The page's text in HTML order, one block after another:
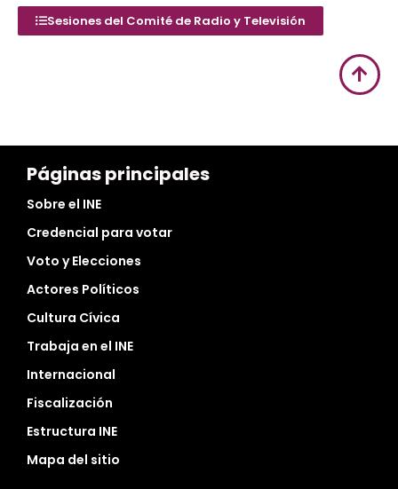
Sesiones del Comité de Radio y Televisión
Páginas principales
Sobre el INE
Credencial para votar
Voto y Elecciones
Actores Políticos
Cultura Cívica
Trabaja en el INE
Internacional
Fiscalización
Estructura INE
Mapa del sitio